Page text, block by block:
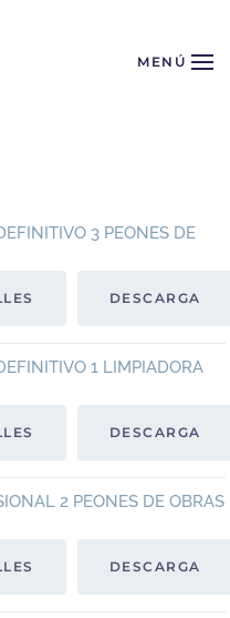
MENÚ
3 PEONES DE
DESCARGA
1 LIMPIADORA
DESCARGA
2 PEONES DE OBRAS
DESCARGA